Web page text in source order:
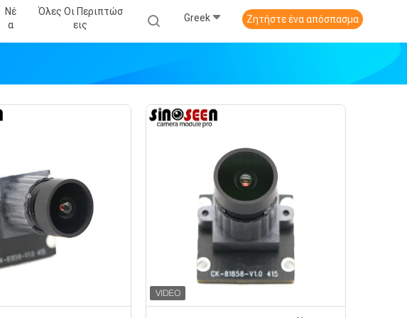
Νέ
Α
Όλες Οι Περιπτώσ
Εις
Greek Ζητήστε ένα απόσπασμα